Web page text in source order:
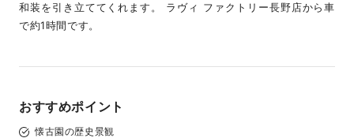
和装を引き立ててくれます。 ラヴィ ファクトリー長野店から車
で約1時間です。
おすすめポイント
懐古園の歴史景観